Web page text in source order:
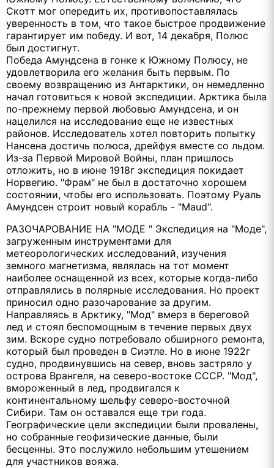
Скотт мог опередить их, противопоставлялась
уверенность в том, что такое быстрое продвижение
гарантирует им победу. И вот, 14 декабря, Полюс
был достигнут.
Победа Амундсена в гонке к Южному Полюсу, не
удовлетворила его желания быть первым. По
своему возвращению из Антарктики, он немедленно
начал готовиться к новой экспедиции. Арктика была
по-прежнему первой любовью Амундсена, и он
нацелился на исследование еще не известных
районов. Исследователь хотел повторить попытку
Нансена достичь полюса, дрейфуя вместе со льдом.
Из-за Первой Мировой Войны, план пришлось
отложить, но в июне 1918г экспедиция покидает
Норвегию. "Фрам" не был в достаточно хорошем
состоянии, чтобы его использовать. Поэтому Руаль
Амундсен строит новый корабль - "Maud".
РАЗОЧАРОВАНИЕ НА "МОДЕ " Экспедиция на "Моде",
загруженным инструментами для
метеорологических исследований, изучения
земного магнетизма, являлась на тот момент
наиболее оснащенной из всех, которые когда-либо
отправлялись в полярные исследования. Но проект
приносил одно разочарование за другим.
Направляясь в Арктику, "Мод" вмерз в береговой
лед и стоял беспомощным в течение первых двух
зим. Вскоре судно потребовало обширного ремонта,
который был проведен в Сиэтле. Но в июне 1922г
судно, продвинувшись на север, вновь застряло у
острова Врангеля, на северо-востоке СССР. "Мод",
вмороженный в лед, продвигался к
континентальному шельфу северо-восточной
Сибири. Там он оставался еще три года.
Географические цели экспедиции были провалены,
но собранные геофизические данные, были
бесценны. Это послужило небольшим утешением
для участников вояжа.